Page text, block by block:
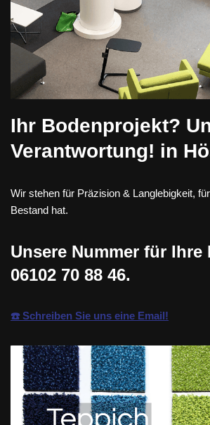
Ihr Bodenprojekt?
Verantwortung! in
Wir stehen für Präzision & Langlebigkeit,
Bestand hat.
Unsere Nummer für Ihre
06102 70 88 46.
☎️ Schreiben Sie uns eine Email!